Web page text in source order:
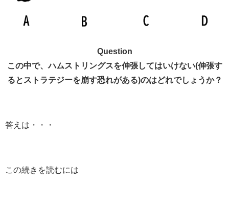
Question
この中で、ハムストリングスを伸張してはいけない(伸張す
るとストラテジーを崩す恐れがある)のはどれでしょうか？
答えは・・・
この続きを読むには